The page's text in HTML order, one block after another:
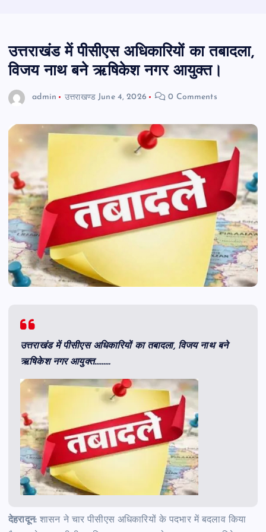
उत्तराखंड में पीसीएस अधिकारियों का तबादला,
विजय नाथ बने ऋषिकेश नगर आयुक्त।
admin उत्तराखण्ड June 4, 2026 0 Comments
उत्तराखंड में पीसीएस अधिकारियों का तबादला, विजय नाथ बने
ऋषिकेश नगर आयुक्त………
देहरादून:शासन ने चार पीसीएस अधिकारियों के पदभार में बदलाव किया